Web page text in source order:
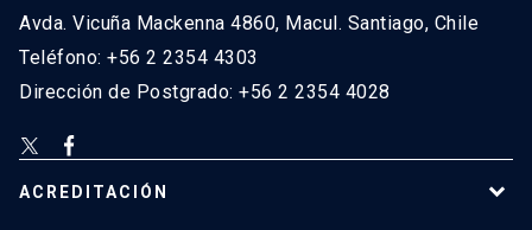
Avda. Vicuña Mackenna 4860, Macul. Santiago, Chile
Teléfono: +56 2 2354 4303
Dirección de Postgrado: +56 2 2354 4028
ACREDITACIÓN